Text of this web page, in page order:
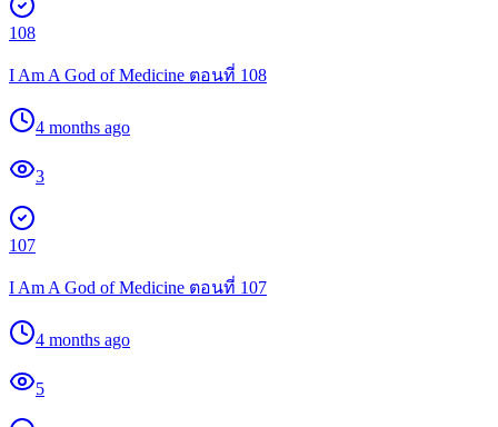
108
I Am A God of Medicine ตอนที่ 108
4 months ago
3
107
I Am A God of Medicine ตอนที่ 107
4 months ago
5